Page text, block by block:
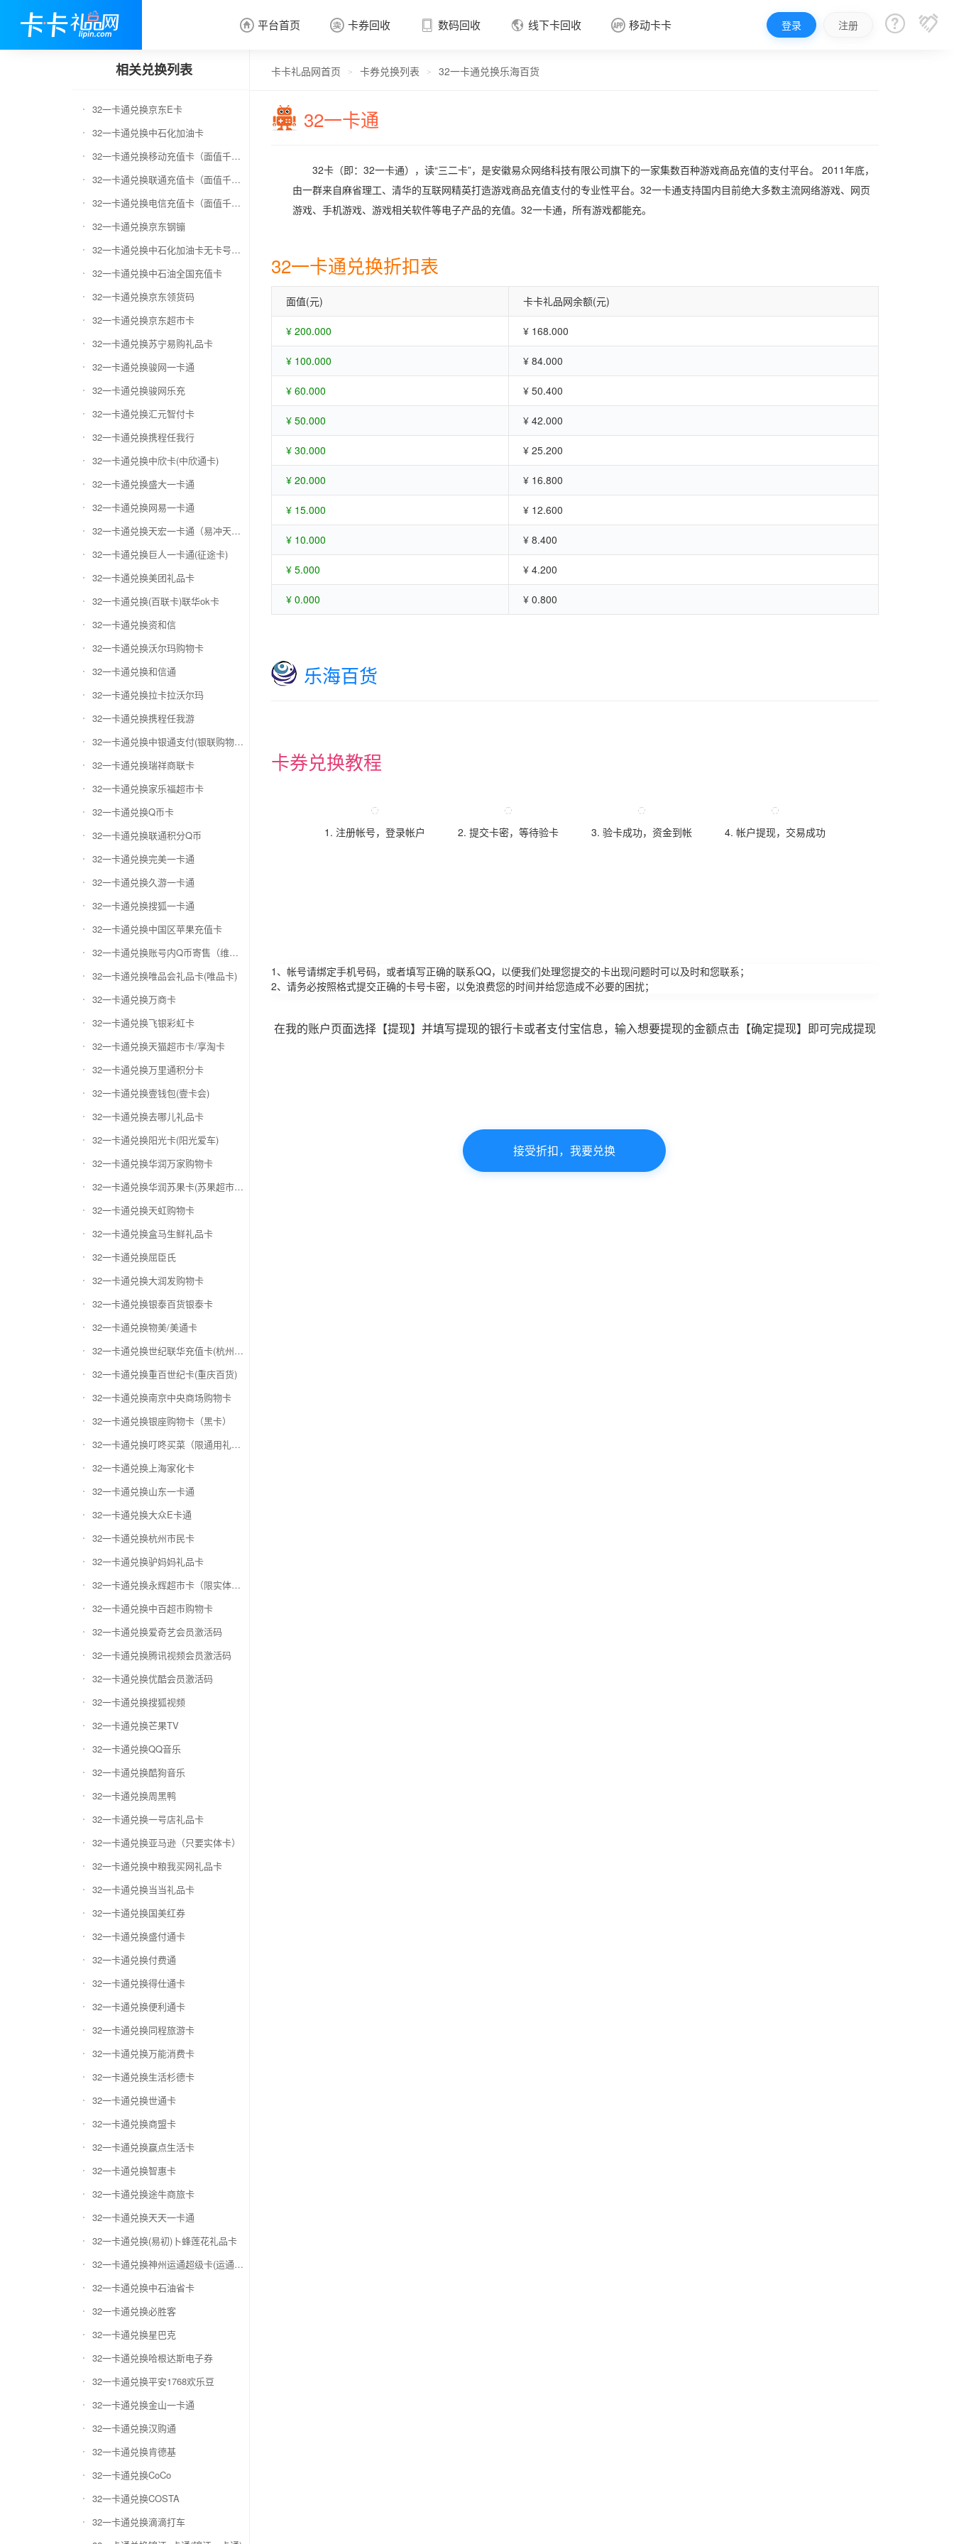
 平台首页  卡券回收
 卡券回收
 数码回收  线下卡回收  移动卡卡 登录 注册  
相关兑换列表
32一卡通兑换京东E卡
32一卡通兑换中石化加油卡
32一卡通兑换移动充值卡（面值千万别选错）
32一卡通兑换联通充值卡（面值千万别选错）
32一卡通兑换电信充值卡（面值千万别选错）
32一卡通兑换京东钢镚
32一卡通兑换中石化加油卡无卡号（面值千万别选错）
32一卡通兑换中石油全国充值卡
32一卡通兑换京东领货码
32一卡通兑换京东超市卡
32一卡通兑换苏宁易购礼品卡
32一卡通兑换骏网一卡通
32一卡通兑换骏网乐充
32一卡通兑换汇元智付卡
32一卡通兑换携程任我行
32一卡通兑换中欣卡(中欣通卡)
32一卡通兑换盛大一卡通
32一卡通兑换网易一卡通
32一卡通兑换天宏一卡通（易冲天宏卡）
32一卡通兑换巨人一卡通(征途卡)
32一卡通兑换美团礼品卡
32一卡通兑换(百联卡)联华ok卡
32一卡通兑换资和信
32一卡通兑换沃尔玛购物卡
32一卡通兑换和信通
32一卡通兑换拉卡拉沃尔玛
32一卡通兑换携程任我游
32一卡通兑换中银通支付(银联购物卡)
32一卡通兑换瑞祥商联卡
32一卡通兑换家乐福超市卡
32一卡通兑换Q币卡
32一卡通兑换联通积分Q币
32一卡通兑换完美一卡通
32一卡通兑换久游一卡通
32一卡通兑换搜狐一卡通
32一卡通兑换中国区苹果充值卡
32一卡通兑换账号内Q币寄售（维护中）
32一卡通兑换唯品会礼品卡(唯品卡)
32一卡通兑换万商卡
32一卡通兑换飞银彩虹卡
32一卡通兑换天猫超市卡/享淘卡
32一卡通兑换万里通积分卡
32一卡通兑换壹钱包(壹卡会)
32一卡通兑换去哪儿礼品卡
32一卡通兑换阳光卡(阳光爱车)
32一卡通兑换华润万家购物卡
32一卡通兑换华润苏果卡(苏果超市卡)（维护 请暂停提交）
32一卡通兑换天虹购物卡
32一卡通兑换盒马生鲜礼品卡
32一卡通兑换屈臣氏
32一卡通兑换大润发购物卡
32一卡通兑换银泰百货银泰卡
32一卡通兑换物美/美通卡
32一卡通兑换世纪联华充值卡(杭州联华)
32一卡通兑换重百世纪卡(重庆百货)
32一卡通兑换南京中央商场购物卡
32一卡通兑换银座购物卡（黑卡）
32一卡通兑换叮咚买菜（限通用礼品卡）
32一卡通兑换上海家化卡
32一卡通兑换山东一卡通
32一卡通兑换大众E卡通
32一卡通兑换杭州市民卡
32一卡通兑换驴妈妈礼品卡
32一卡通兑换永辉超市卡（限实体卡）
32一卡通兑换中百超市购物卡
32一卡通兑换爱奇艺会员激活码
32一卡通兑换腾讯视频会员激活码
32一卡通兑换优酷会员激活码
32一卡通兑换搜狐视频
32一卡通兑换芒果TV
32一卡通兑换QQ音乐
32一卡通兑换酷狗音乐
32一卡通兑换周黑鸭
32一卡通兑换一号店礼品卡
32一卡通兑换亚马逊（只要实体卡）
32一卡通兑换中粮我买网礼品卡
32一卡通兑换当当礼品卡
32一卡通兑换国美红券
32一卡通兑换盛付通卡
32一卡通兑换付费通
32一卡通兑换得仕通卡
32一卡通兑换便利通卡
32一卡通兑换同程旅游卡
32一卡通兑换万能消费卡
32一卡通兑换生活杉德卡
32一卡通兑换世通卡
32一卡通兑换商盟卡
32一卡通兑换赢点生活卡
32一卡通兑换智惠卡
32一卡通兑换途牛商旅卡
32一卡通兑换天天一卡通
32一卡通兑换(易初)卜蜂莲花礼品卡
32一卡通兑换神州运通超级卡(运通网购卡)
32一卡通兑换中石油省卡
32一卡通兑换必胜客
32一卡通兑换星巴克
32一卡通兑换哈根达斯电子券
32一卡通兑换平安1768欢乐豆
32一卡通兑换金山一卡通
32一卡通兑换汉购通
32一卡通兑换肯德基
32一卡通兑换CoCo
32一卡通兑换COSTA
32一卡通兑换滴滴打车
卡卡礼品网首页 > 卡券兑换列表 > 32一卡通兑换乐海百货
32一卡通
32卡（即：32一卡通），读“三二卡”，是安徽易众网络科技有限公司旗下的一家集数百种游戏商品充值的支付平台。 2011年底，
由一群来自麻省理工、清华的互联网精英打造游戏商品充值支付的专业性平台。32一卡通支持国内目前绝大多数主流网络游戏、网页
游戏、手机游戏、游戏相关软件等电子产品的充值。32一卡通，所有游戏都能充。
32一卡通兑换折扣表
面值(元) 卡卡礼品网余额(元)
¥ 200.000 ¥ 168.000
¥ 100.000 ¥ 84.000
¥ 60.000 ¥ 50.400
¥ 50.000 ¥ 42.000
¥ 30.000 ¥ 25.200
¥ 20.000 ¥ 16.800
¥ 15.000 ¥ 12.600
¥ 10.000 ¥ 8.400
¥ 5.000 ¥ 4.200
¥ 0.000 ¥ 0.800
乐海百货
卡券兑换教程
1. 注册帐号，登录帐户 2. 提交卡密，等待验卡 3. 验卡成功，资金到帐 4. 帐户提现，交易成功
1、帐号请绑定手机号码，或者填写正确的联系QQ，以便我们处理您提交的卡出现问题时可以及时和您联系；
2、请务必按照格式提交正确的卡号卡密，以免浪费您的时间并给您造成不必要的困扰；
在我的账户页面选择【提现】并填写提现的银行卡或者支付宝信息，输入想要提现的金额点击【确定提现】即可完成提现
接受折扣，我要兑换